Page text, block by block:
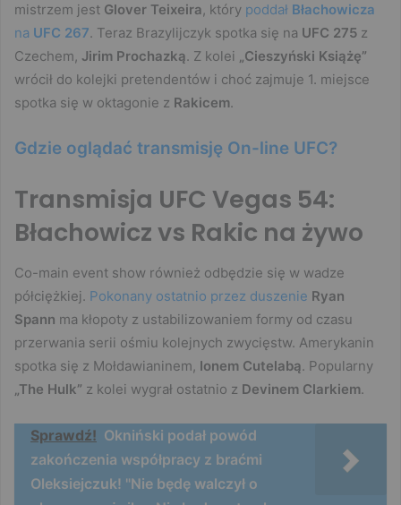
mistrzem jest Glover Teixeira, który poddał Błachowicza
na UFC 267. Teraz Brazylijczyk spotka się na UFC 275 z
Czechem, Jirim Prochazką. Z kolei „Cieszyński Książę”
wrócił do kolejki pretendentów i choć zajmuje 1. miejsce
spotka się w oktagonie z Rakicem.
Gdzie oglądać transmisję On-line UFC?
Transmisja UFC Vegas 54:
Błachowicz vs Rakic na żywo
Co-main event show również odbędzie się w wadze
półciężkiej. Pokonany ostatnio przez duszenie Ryan
Spann ma kłopoty z ustabilizowaniem formy od czasu
przerwania serii ośmiu kolejnych zwycięstw. Amerykanin
spotka się z Mołdawianinem, Ionem Cutelabą. Popularny
„The Hulk” z kolei wygrał ostatnio z Devinem Clarkiem.
Sprawdź! Okniński podał powód
zakończenia współpracy z braćmi
Oleksiejczuk! "Nie będę walczył o